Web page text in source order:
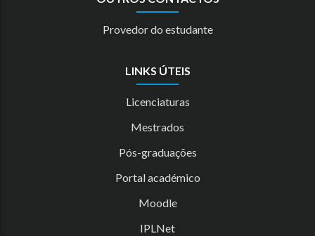
Provedor do estudante
LINKS ÚTEIS
Licenciaturas
Mestrados
Pós-graduações
Portal académico
Moodle
IPLNet